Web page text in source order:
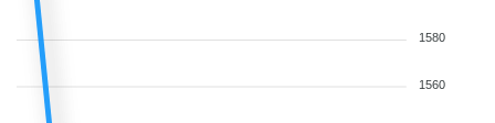
1580
1560